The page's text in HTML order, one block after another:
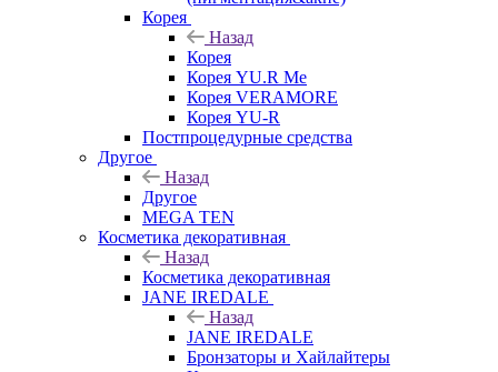
Корея
Назад
Корея
Корея YU.R Me
Корея VERAMORE
Корея YU-R
Постпроцедурные средства
Другое
Назад
Другое
MEGA TEN
Косметика декоративная
Назад
Косметика декоративная
JANE IREDALE
Назад
JANE IREDALE
Бронзаторы и Хайлайтеры